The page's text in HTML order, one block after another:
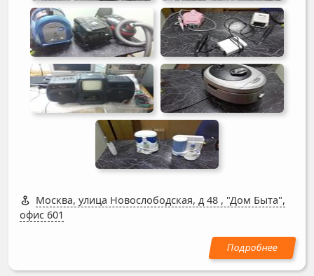
Москва, улица Новослободская, д 48 , "Дом Быта",
офис 601